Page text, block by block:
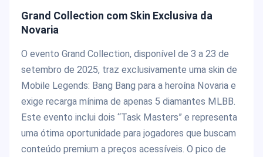
Grand Collection com Skin Exclusiva da
Novaria
O evento Grand Collection, disponível de 3 a 23 de
setembro de 2025, traz exclusivamente uma skin de
Mobile Legends: Bang Bang para a heroína Novaria e
exige recarga mínima de apenas 5 diamantes MLBB.
Este evento inclui dois “Task Masters” e representa
uma ótima oportunidade para jogadores que buscam
conteúdo premium a preços acessíveis. O pico de